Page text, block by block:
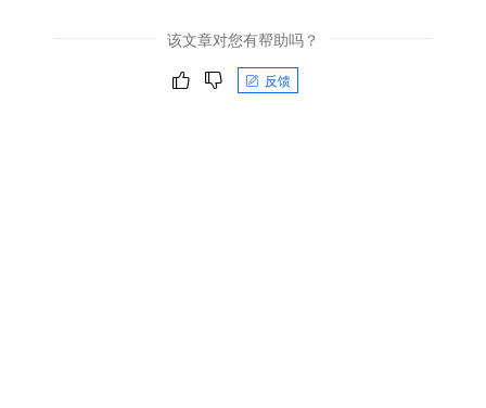
该文章对您有帮助吗？
反馈